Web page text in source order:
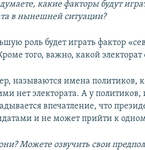
какие факторы будут
в нынешней ситуации?
роль будет играть фактор
того, важно, какой электорат
называются имена политиков,
нет электората. А у
впечатление, что
и не может прийти к
Можете озвучить свои